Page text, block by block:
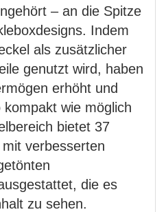
– an die Spitze
Indem
als zusätzlicher
genutzt wird, haben
erhöht und
wie möglich
bietet 37
verbesserten
die es
zu sehen.